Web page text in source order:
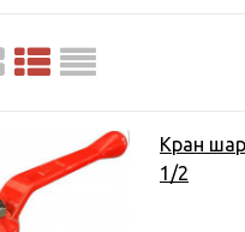
Кран
1/2